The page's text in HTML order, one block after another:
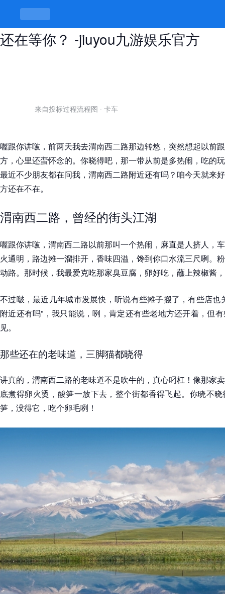
渭南西二路附近还有吗，老地方是否
还在等你？ -jiuyou九游娱乐官方
来自投标过程流程图 · 卡车
喔跟你讲啵，前两天我去渭南西二路那边转悠，突然想起以前
方，心里还蛮怀念的。你晓得吧，那一带从前是多热闹，吃的
最近不少朋友都在问我，渭南西二路附近还有吗？咱今天就来
方还在不在。
渭南西二路，曾经的街头江湖
喔跟你讲啵，渭南西二路以前那叫一个热闹，麻直是人挤人，
火通明，路边摊一溜排开，香味四溢，馋到你口水流三尺咧。
动路。那时候，我最爱克吃那家臭豆腐，卵好吃，蘸上辣椒酱
不过啵，最近几年城市发展快，听说有些摊子搬了，有些店也
附近还有吗”，我只能说，咧，肯定还有些老地方还开着，但
见。
那些还在的老味道，三脚猫都晓得
讲真的，渭南西二路的老味道不是吹牛的，真心叼杠！像那家
底煮得卵火烫，酸笋一放下去，整个街都香得飞起。你晓不
笋，没得它，吃个卵毛咧！